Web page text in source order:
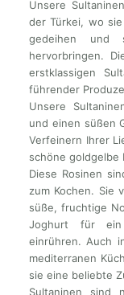
Unsere
der Türkei, wo
gedeihen und
hervorbringen.
erstklassigen
führender
Unsere
und einen süßen
Verfeinern Ihrer
schöne goldgelbe
Diese Rosinen
zum Kochen. Sie
süße, fruchtige
Joghurt für ein
einrühren. Auch
mediterranen
sie eine beliebte
Sultaninen sind